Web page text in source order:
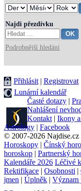
Najdi přezdívku
Podrobnější hledání
Přihlásit | Registrovat
Lunární kalendář
Časté dotazy |
Nahlášení
Kontakt | Ikony
Astrology | Facebook
© 2007-2026 Najdise.cz
Horoskopy | Čínský
horoskop | Partnerský
Kalendáře 2026 Léčivé
Rektifikace | Osobnosti |
jmen | Úplněk | Význam